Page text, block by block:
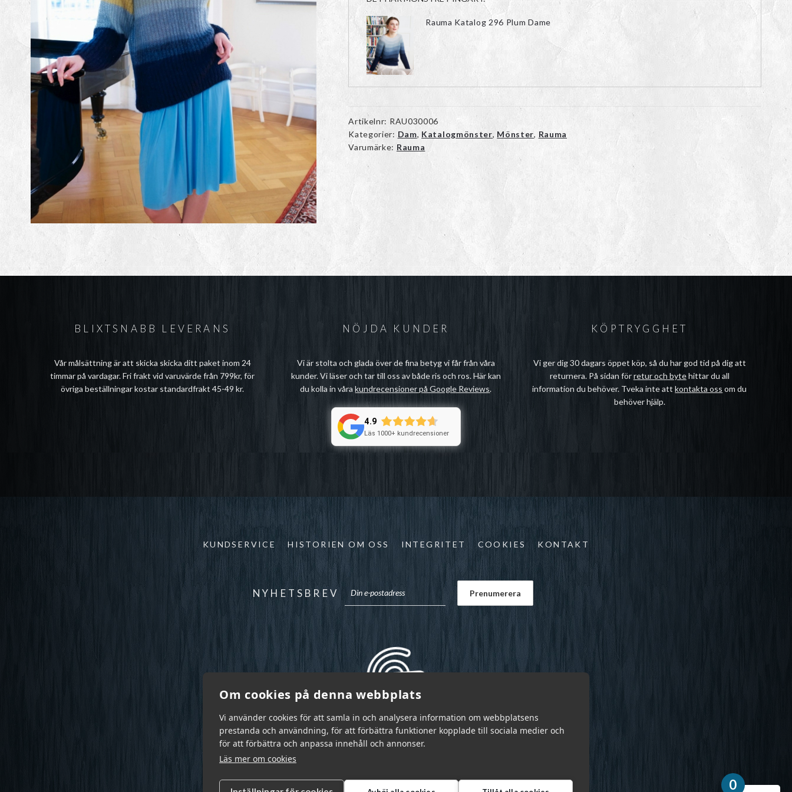
Om cookies på denna webbplats
Vi använder cookies för att samla in och analysera information om webbplatsens
prestanda och användning, för att förbättra funktioner kopplade till sociala medier och
för att förbättra och anpassa innehåll och annonser.
Läs mer om cookies
Rauma Katalog 296 Plum Dame
Artikelnr: RAU030006
Kategorier: Dam, Katalogmönster, Mönster, Rauma
Varumärke: Rauma
BLIXTSNABB LEVERANS
Vår målsättning är att skicka skicka ditt paket inom 24
timmar på vardagar. Fri frakt vid varuvärde från 799kr, för
övriga beställningar kostar standardfrakt 45-49 kr.
NÖJDA KUNDER
Vi är stolta och glada över de fina betyg vi får från våra
kunder. Vi läser och tar till oss av både ris och ros. Här kan
du kolla in vårakundrecensioner på Google Reviews.
4.9
Läs 1000+ kundrecensioner
KÖPTRYGGHET
Vi ger dig 30 dagars öppet köp, så du har god tid på dig att
returnera. På sidan förretur och bytehittar du all
information du behöver. Tveka inte attkontakta oss om du
behöver hjälp.
KUNDSERVICE HISTORIEN OM OSS INTEGRITET COOKIES KONTAKT
NYHETSBREV
0